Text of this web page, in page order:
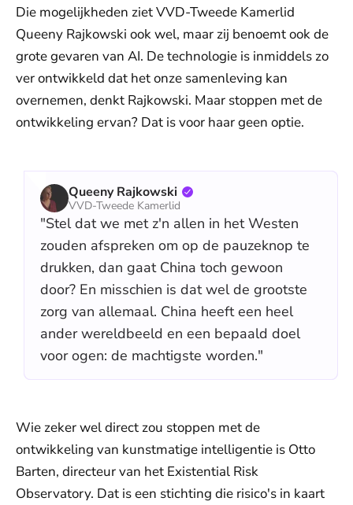
Die mogelijkheden ziet VVD-Tweede Kamerlid
Queeny Rajkowski ook wel, maar zij benoemt ook de
grote gevaren van AI. De technologie is inmiddels zo
ver ontwikkeld dat het onze samenleving kan
overnemen, denkt Rajkowski. Maar stoppen met de
ontwikkeling ervan? Dat is voor haar geen optie.
Queeny Rajkowski
VVD-Tweede Kamerlid
"Stel dat we met z'n allen in het Westen
zouden afspreken om op de pauzeknop te
drukken, dan gaat China toch gewoon
door? En misschien is dat wel de grootste
zorg van allemaal. China heeft een heel
ander wereldbeeld en een bepaald doel
voor ogen: de machtigste worden."
Wie zeker wel direct zou stoppen met de
ontwikkeling van kunstmatige intelligentie is Otto
Barten, directeur van het Existential Risk
Observatory. Dat is een stichting die risico's in kaart